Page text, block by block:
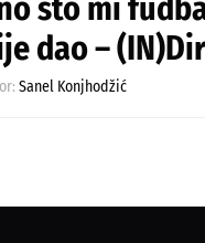
što mi
dao –
Sanel Konjhodžić